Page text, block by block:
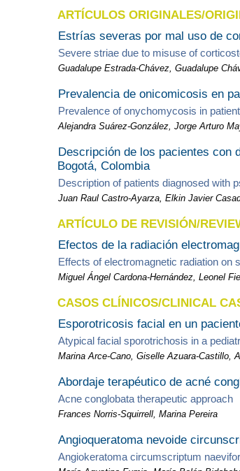
ARTÍCULOS ORIGINALES/
Estrías severas por mal uso de
Severe striae due to misuse of
Guadalupe Estrada-Chávez, Guadalupe
Prevalencia de onicomicosis en
Prevalence of onychomycosis in
Alejandra Suárez-González, Jorge Arturo
Descripción de los pacientes con
Bogotá, Colombia
Description of patients diagnosed with
Juan Raul Castro-Ayarza, Elkin Javier
ARTÍCULO DE REVISIÓN/
Efectos de la radiación
Effects of electromagnetic radiation on
Miguel Ángel Cardona-Hernández, Leonel
CASOS CLÍNICOS/CLINICAL
Esporotricosis facial en un
Atypical facial sporotrichosis in a
Marina Arce-Cano, Giselle Azuara-Castillo,
Abordaje terapéutico de acné
Acne conglobata therapeutic approach
Frances Norris-Squirrell, Marina Pereira
Angioqueratoma nevoide
Angiokeratoma circumscriptum